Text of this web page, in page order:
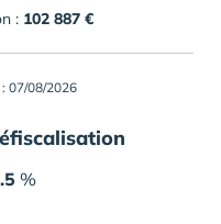
: 102 887 €
07/08/2026
%